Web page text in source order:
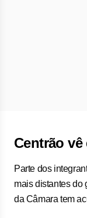
Centrão
Parte dos
mais distantes do
da Câmara tem